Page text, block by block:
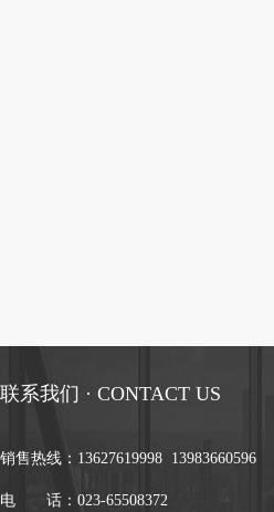
联系我们 · CONTACT US
销售热线： 13627619998 13983660596
电 话：023-65508372